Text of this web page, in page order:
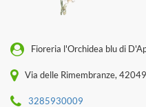
Fioreria l'Orchidea blu di
Via delle Rimembranze,
3285930009